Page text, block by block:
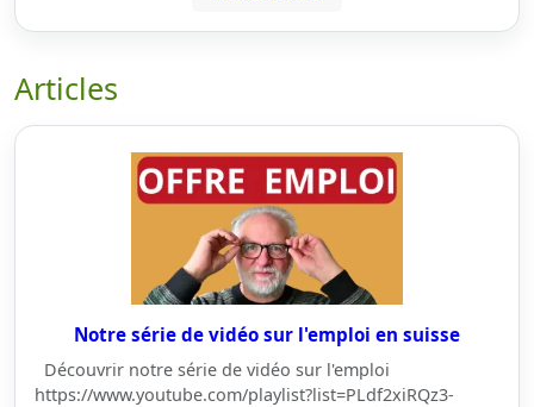
Articles
Notre série de vidéo sur l'emploi en suisse
Découvrir notre série de vidéo sur l'emploi
https://www.youtube.com/playlist?list=PLdf2xiRQz3-